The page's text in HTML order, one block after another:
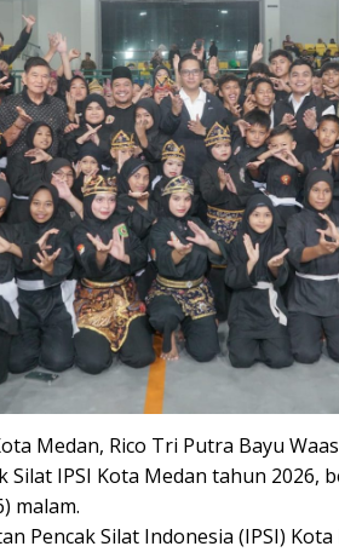
Medan, Rico Tri Putra Bayu
IPSI Kota Medan tahun 2026,
malam.
Pencak Silat Indonesia (IPSI)